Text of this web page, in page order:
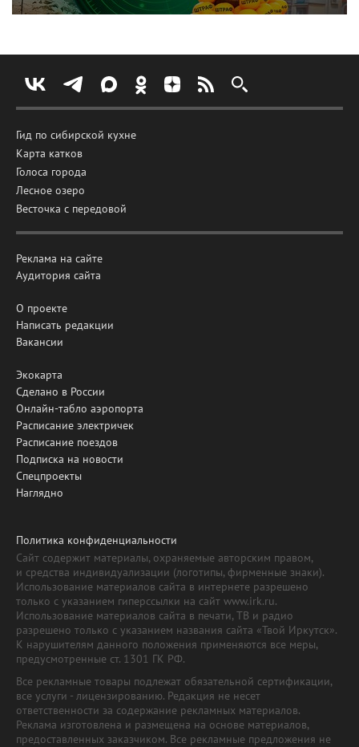
Гид по сибирской кухне
Карта катков
Голоса города
Лесное озеро
Весточка с передовой
Реклама на сайте
Аудитория сайта
О проекте
Написать редакции
Вакансии
Экокарта
Сделано в России
Онлайн-табло аэропорта
Расписание электричек
Расписание поездов
Подписка на новости
Спецпроекты
Наглядно
Политика конфиденциальности
Сайт содержит материалы, охраняемые авторским правом,
и средства индивидуализации (логотипы, фирменные знаки).
Использование материалов сайта в интернете разрешено
только с указанием гиперссылки на сайт www.irk.ru.
Использование материалов сайта в печати, ТВ и радио
разрешено только с указанием названия сайта «Твой Иркутск».
К нарушителям данного положения применяются все меры,
предусмотренные ст. 1301 ГК РФ.
Все рекламные товары подлежат обязательной сертификации,
все услуги - лицензированию. Редакция не несет
ответственности за содержание рекламных материалов.
Реклама изготовлена и размещена на основе материалов,
предоставленных заказчиком. Все рекламные предложения не